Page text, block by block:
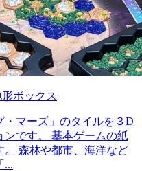
ボックス
マーズ」のタイルを３D
ンです。 基本ゲームの紙
森林や都市、海洋など
...